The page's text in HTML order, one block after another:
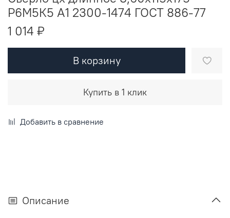
Р6М5К5 A1 2300-1474 ГОСТ 886-77
1 014 ₽
В корзину
Купить в 1 клик
Добавить в сравнение
Описание